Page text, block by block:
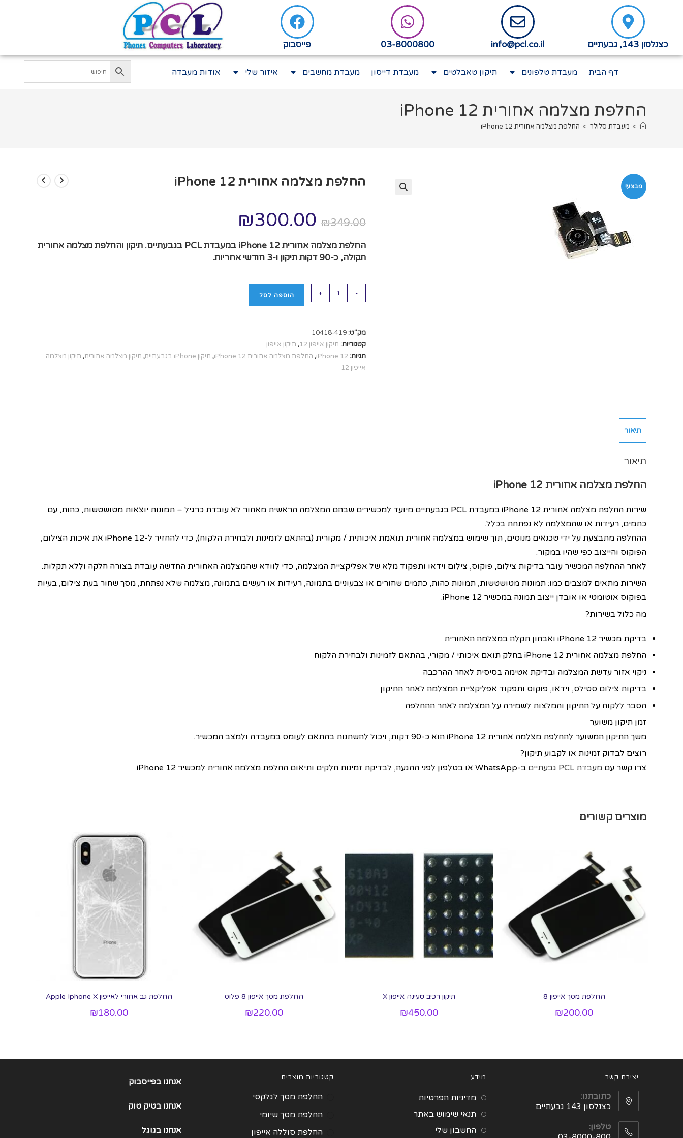
כצנלסון 143, גבעתיים info@pcl.co.il
03-8000800 פייסבוק
דף הבית מעבדת טלפונים תיקון טאבלטים מעבדת דייסון מעבדת מחשבים איזור שלי אודות מעבדה
החלפת מצלמה אחורית iPhone 12
> מעבדת סלולר > החלפת מצלמה אחורית iPhone 12
מבצע! החלפת מצלמה אחורית iPhone 12
₪349.00
₪300.00
החלפת מצלמה אחורית iPhone 12 במעבדת PCL בגבעתיים. תיקון והחלפת מצלמה אחורית
תקולה, כ‑90 דקות תיקון ו‑3 חודשי אחריות.
-
+ הוספה לסל
מק"ט: 10418-419
קטגוריות: תיקון אייפון 12 , תיקון אייפון
תגיות: iPhone 12
, החלפת מצלמה אחורית iPhone 12 , תיקון iPhone בגבעתיים , תיקון מצלמה אחורית, תיקון מצלמה
אייפון 12
תיאור
תיאור
החלפת מצלמה אחורית iPhone 12
שירות החלפת מצלמה אחורית iPhone 12 במעבדת PCL בגבעתיים מיועד למכשירים שבהם המצלמה הראשית מאחור לא עובדת כרגיל – תמונות יוצאות מטושטשות, כהות, עם
כתמים, רעידות או שהמצלמה לא נפתחת בכלל.
ההחלפה מתבצעת על ידי טכנאים מנוסים, תוך שימוש במצלמה אחורית תואמת איכותית / מקורית (בהתאם לזמינות ולבחירת הלקוח), כדי להחזיר ל‑iPhone 12 את איכות הצילום,
הפוקוס והייצוב כפי שהיו במקור.
לאחר ההחלפה המכשיר עובר בדיקות צילום, פוקוס, צילום וידאו ותפקוד מלא של אפליקציית המצלמה, כדי לוודא שהמצלמה האחורית החדשה עובדת בצורה חלקה וללא תקלות.
השירות מתאים למצבים כמו: תמונות מטושטשות, תמונות כהות, כתמים שחורים או צבעוניים בתמונה, רעידות או רעשים בתמונה, מצלמה שלא נפתחת, מסך שחור בעת צילום, בעיות
בפוקוס אוטומטי או אובדן ייצוב תמונה במכשיר iPhone 12.
מה כלול בשירות?
בדיקת מכשיר iPhone 12 ואבחון תקלה במצלמה האחורית
החלפת מצלמה אחורית iPhone 12 בחלק תואם איכותי / מקורי, בהתאם לזמינות ולבחירת הלקוח
ניקוי אזור עדשת המצלמה ובדיקת אטימה בסיסית לאחר ההרכבה
בדיקות צילום סטילס, וידאו, פוקוס ותפקוד אפליקציית המצלמה לאחר התיקון
הסבר ללקוח על התיקון והמלצות לשמירה על המצלמה לאחר ההחלפה
זמן תיקון משוער
משך התיקון המשוער להחלפת מצלמה אחורית iPhone 12 הוא כ‑90 דקות, ויכול להשתנות בהתאם לעומס במעבדה ולמצב המכשיר.
רוצים לבדוק זמינות או לקבוע תיקון?
צרו קשר עם מעבדת PCL גבעתיים ב‑WhatsApp או בטלפון לפני ההגעה, לבדיקת זמינות חלקים ותיאום החלפת מצלמה אחורית למכשיר iPhone 12.
מוצרים קשורים
החלפת מסך אייפון 8
₪200.00
תיקון רכיב טעינה אייפון X
₪450.00
החלפת מסך אייפון 8 פלוס
₪220.00
החלפת גב אחורי לאייפון Apple Iphone X
₪180.00
יצירת קשר
כתובתנו:
כצנלסון 143 גבעתיים
טלפון:
מידע
מדיניות הפרטיות
תנאי שימוש באתר
החשבון שלי
קטגוריות מוצרים
החלפת מסך לגלקסי
החלפת מסך שיומי
החלפת סוללה אייפון
אנחנו בפייסבוק
אנחנו בטיק טוק
אנחנובגוגל